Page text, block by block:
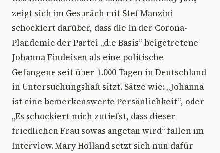
zeigt sich im Gespräch mit Stef Manzini
schockiert darüber, dass die in der Corona-
Plandemie der Partei „die Basis“ beigetretene
Johanna Findeisen als eine politische
Gefangene seit über 1.000 Tagen in Deutschland
in Untersuchungshaft sitzt. Sätze wie: „Johanna
ist eine bemerkenswerte Persönlichkeit“, oder
„Es schockiert mich zutiefst, dass dieser
friedlichen Frau sowas angetan wird“ fallen im
Interview. Mary Holland setzt sich nun dafür